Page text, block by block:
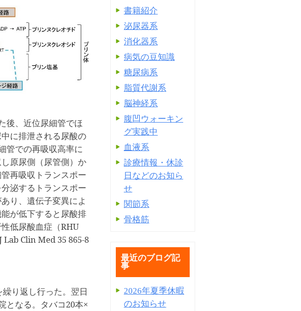
後、近位尿細管でほ
に排泄される尿酸の
管での再吸収高率に
原尿側（尿管側）か
再吸収トランスポー
泌するトランスポー
り、遺伝子変異によ
が低下すると尿酸排
低尿酸血症（RHU
Lab Clin Med 35 865-8
り返し行った。翌日
となる。タバコ20本×
書籍紹介
泌尿器系
消化器系
病気の豆知識
糖尿病系
脂質代謝系
脳神経系
腹凹ウォーキン
グ実践中
血液系
診療情報・休診
日などのお知ら
せ
関節系
骨格筋
最近のブログ記
事
2026年夏季休暇
のお知らせ